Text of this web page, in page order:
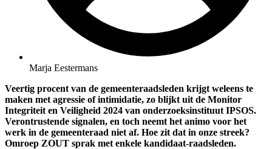
Marja Eestermans
Veertig procent van de gemeenteraadsleden krijgt weleens te
maken met agressie of intimidatie, zo blijkt uit de Monitor
Integriteit en Veiligheid 2024 van onderzoeksinstituut IPSOS.
Verontrustende signalen, en toch neemt het animo voor het
werk in de gemeenteraad niet af. Hoe zit dat in onze streek?
Omroep ZOUT sprak met enkele kandidaat-raadsleden.